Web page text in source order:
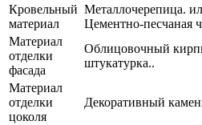
Кровельный
материал
Металлочерепица.
Цементно-песчаная
Материал
отделки
фасада
Облицовочный
штукатурка..
Материал
отделки
цоколя
Декоративный